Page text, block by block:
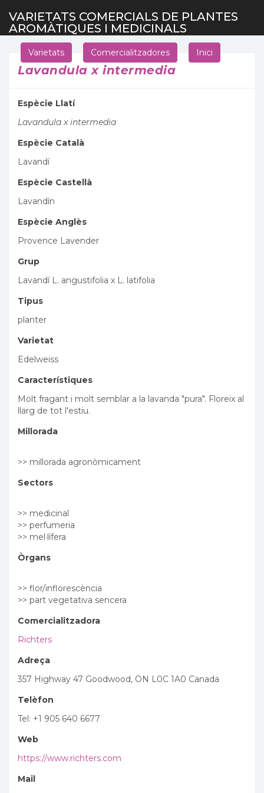
VARIETATS COMERCIALS DE PLANTES
AROMÀTIQUES I MEDICINALS
Varietats Comercialitzadores Inici
Lavandula x intermedia
Espècie Llatí
Lavandula x intermedia
Espècie Català
Lavandí
Espècie Castellà
Lavandín
Espècie Anglès
Provence Lavender
Grup
Lavandí L. angustifolia x L. latifolia
Tipus
planter
Varietat
Edelweiss
Característiques
Molt fragant i molt semblar a la lavanda "pura". Floreix al
llarg de tot l'estiu.
Millorada
>> millorada agronòmicament
Sectors
>> medicinal
>> perfumeria
>> mel·lífera
Òrgans
>> flor/inflorescència
>> part vegetativa sencera
Comercialitzadora
Richters
Adreça
357 Highway 47 Goodwood, ON L0C 1A0 Canada
Telèfon
Tel: +1 905 640 6677
Web
https://www.richters.com
Mail